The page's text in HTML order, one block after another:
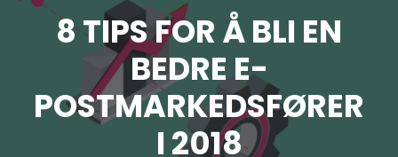
BLOGG
OM OSS
BOOK MØTE
8 TIPS FOR Å BLI EN
BEDRE E-
POSTMARKEDSFØRER
I 2018